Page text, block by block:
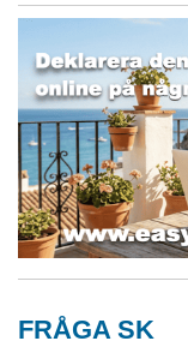
FRÅGA SK